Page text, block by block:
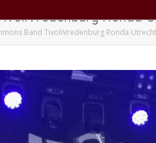
Band TivoliVredenburg Ronda